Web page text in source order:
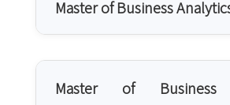
Master of Business
Master of Business